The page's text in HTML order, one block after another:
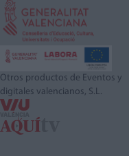
Otros productos de Eventos y
digitales valencianos, S.L.